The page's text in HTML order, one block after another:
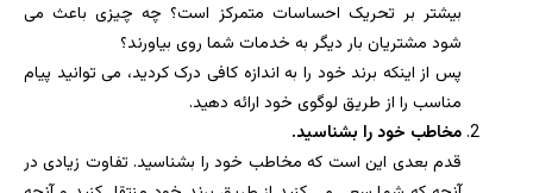
بیشتر بر تحریک احساسات متمرکز است؟ چه چیزی باعث می
شود مشتریان بار دیگر به خدمات شما روی بیاورند؟
پس از اینکه برند خود را به اندازه کافی درک کردید، می توانید پیام
مناسب را از طریق لوگوی خود ارائه دهید.
مخاطب خود را بشناسید.
قدم بعدی این است که مخاطب خود را بشناسید. تفاوت زیادی در